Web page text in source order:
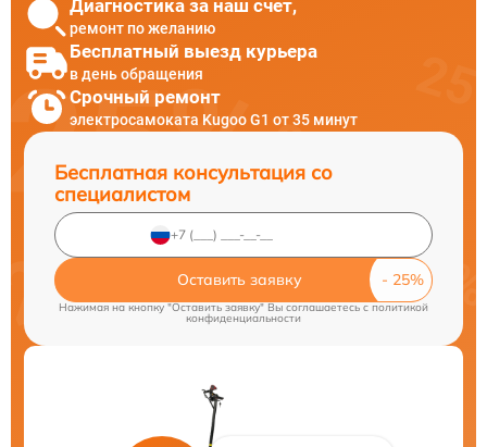
Диагностика за наш счет,
ремонт по желанию
Бесплатный выезд курьера
в день обращения
Срочный ремонт
электросамоката Kugoo G1 от 35 минут
Бесплатная консультация со
специалистом
Оставить заявку
Нажимая на кнопку "Оставить заявку" Вы соглашаетесь cполитикой
конфиденциальности